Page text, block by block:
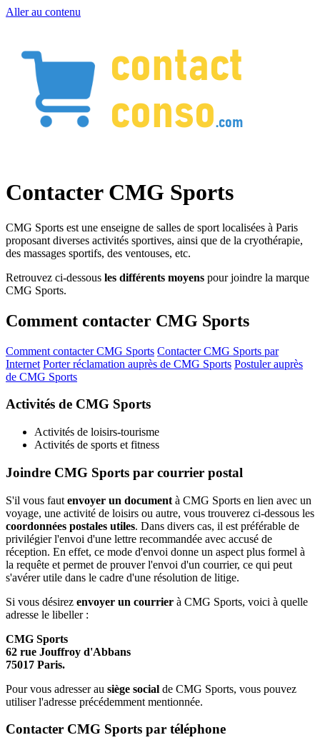
Aller au contenu
Contacter CMG Sports
CMG Sports est une enseigne de salles de sport localisées à Paris
proposant diverses activités sportives, ainsi que de la cryothérapie,
des massages sportifs, des ventouses, etc.
Retrouvez ci-dessous les différents moyens pour joindre la marque
CMG Sports.
Comment contacter CMG Sports
Comment contacter CMG Sports Contacter CMG Sports par
Internet Porter réclamation auprès de CMG Sports Postuler auprès
de CMG Sports
Activités de CMG Sports
Activités de loisirs-tourisme
Activités de sports et fitness
Joindre CMG Sports par courrier postal
S'il vous faut envoyer un document à CMG Sports en lien avec un
voyage, une activité de loisirs ou autre, vous trouverez ci-dessous les
coordonnées postales utiles. Dans divers cas, il est préférable de
privilégier l'envoi d'une lettre recommandée avec accusé de
réception. En effet, ce mode d'envoi donne un aspect plus formel à
la requête et permet de prouver l'envoi d'un courrier, ce qui peut
s'avérer utile dans le cadre d'une résolution de litige.
Si vous désirez envoyer un courrier à CMG Sports, voici à quelle
adresse le libeller :
CMG Sports
62 rue Jouffroy d'Abbans
75017 Paris.
Pour vous adresser au siège social de CMG Sports, vous pouvez
utiliser l'adresse précédemment mentionnée.
Contacter CMG Sports par téléphone